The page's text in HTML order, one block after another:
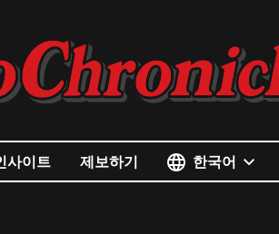
사이트 제보하기 한국어